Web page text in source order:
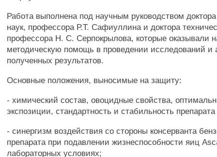
Работа выполнена под научным руководством
наук, профессора Р.Т. Сафиуллина и доктора
профессора Н. С. Серпокрылова, которые оказывали
методическую помощь в проведении исследований и
полученных результатов.
Основные положения, выносимые на защиту:
- химический состав, овоцидные свойства,
экспозиции, стандартность и стабильность
- синергизм воздействия со стороны консерванта
препарата при подавлении жизнеспособности яиц
лабораторных условиях;